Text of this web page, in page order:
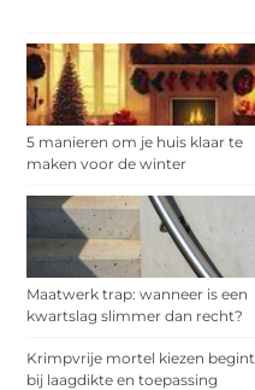
5 manieren om je huis klaar te
maken voor de winter
Maatwerk trap: wanneer is een
kwartslag slimmer dan recht?
Krimpvrije mortel kiezen begint
bij laagdikte en toepassing